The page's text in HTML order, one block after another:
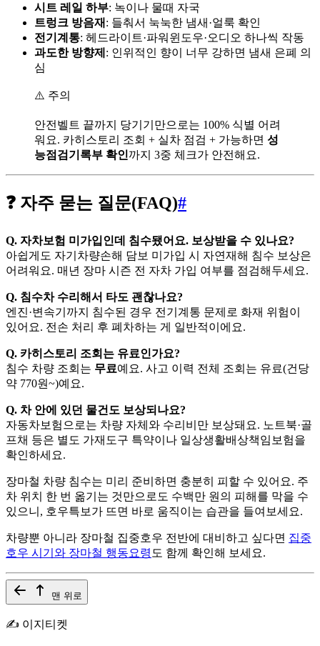
시트 레일 하부: 녹이나 물때 자국
트렁크 방음재 : 들춰서 눅눅한 냄새·얼룩 확인
전기계통: 헤드라이트·파워윈도우·오디오 하나씩 작동
과도한 방향제 : 인위적인 향이 너무 강하면 냄새 은폐 의
심
⚠️ 주의
안전벨트 끝까지 당기기만으로는 100% 식별 어려
워요. 카히스토리 조회 + 실차 점검 + 가능하면 성
능점검기록부 확인까지 3중 체크가 안전해요.
❓ 자주 묻는 질문(FAQ)#
Q. 자차보험 미가입인데 침수됐어요. 보상받을 수 있나요?
아쉽게도 자기차량손해 담보 미가입 시 자연재해 침수 보상은
어려워요. 매년 장마 시즌 전 자차 가입 여부를 점검해두세요.
Q. 침수차 수리해서 타도 괜찮나요?
엔진·변속기까지 침수된 경우 전기계통 문제로 화재 위험이
있어요. 전손 처리 후 폐차하는 게 일반적이에요.
Q. 카히스토리 조회는 유료인가요?
침수 차량 조회는 무료예요. 사고 이력 전체 조회는 유료(건당
약 770원~)예요.
Q. 차 안에 있던 물건도 보상되나요?
자동차보험으로는 차량 자체와 수리비만 보상돼요. 노트북·골
프채 등은 별도 가재도구 특약이나 일상생활배상책임보험을
확인하세요.
장마철 차량 침수는 미리 준비하면 충분히 피할 수 있어요. 주
차 위치 한 번 옮기는 것만으로도 수백만 원의 피해를 막을 수
있으니, 호우특보가 뜨면 바로 움직이는 습관을 들여보세요.
차량뿐 아니라 장마철 집중호우 전반에 대비하고 싶다면 집중
호우 시기와 장마철 행동요령 도 함께 확인해 보세요.
맨 위로
✍️ 이지티켓